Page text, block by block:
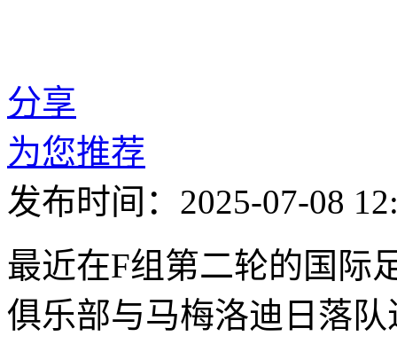
分享
为您推荐
发布时间：2025-07-08
最近在F组第二轮的国际
俱乐部与马梅洛迪日落